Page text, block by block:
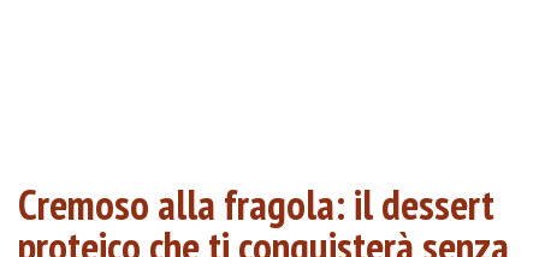
Cremoso alla fragola: il dessert